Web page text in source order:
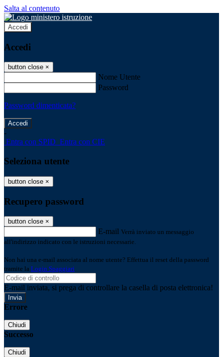
Salta al contenuto
Accedi
Accedi
button close ×
Nome Utente
Password
Password dimenticata?
-
Entra con SPID Entra con CIE
Seleziona utente
button close ×
Recupero password
button close ×
E-mail Verrà inviato un messaggio
all'indirizzo indicato con le istruzioni necessarie.
Non hai una e-mail associata al nome utente? Effettua il reset della password
tramite la Login Spaggiari
E-mail inviata, si prega di controllare la casella di posta elettronica!
Errore
Chiudi
Successo
Chiudi